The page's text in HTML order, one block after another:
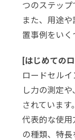
つのステップ
また、用途
置事例をいく
[はじめての
ロードセル
し力の測定
されています。
代表的な使用
の種類、特長